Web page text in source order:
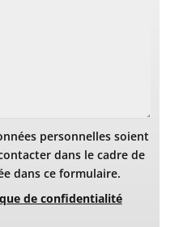
personnelles soient
dans le cadre de
dans ce formulaire.
de confidentialité